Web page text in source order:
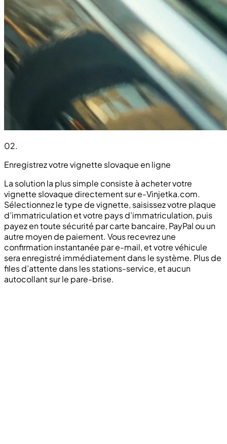
02.
Enregistrez votre vignette slovaque en ligne
La solution la plus simple consiste à acheter votre
vignette slovaque directement sur e-Vinjetka.com.
Sélectionnez le type de vignette, saisissez votre plaque
d’immatriculation et votre pays d’immatriculation, puis
payez en toute sécurité par carte bancaire, PayPal ou un
autre moyen de paiement. Vous recevrez une
confirmation instantanée par e-mail, et votre véhicule
sera enregistré immédiatement dans le système. Plus de
files d’attente dans les stations-service, et aucun
autocollant sur le pare-brise.